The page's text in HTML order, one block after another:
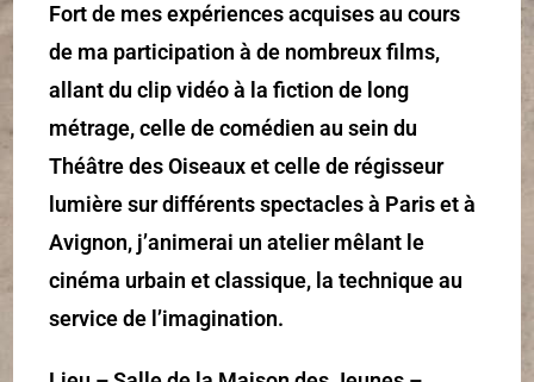
Fort de mes expériences acquises au cours
de ma participation à de nombreux films,
allant du clip vidéo à la fiction de long
métrage, celle de comédien au sein du
Théâtre des Oiseaux et celle de régisseur
lumière sur différents spectacles à Paris et à
Avignon, j’animerai un atelier mêlant le
cinéma urbain et classique, la technique au
service de l’imagination.